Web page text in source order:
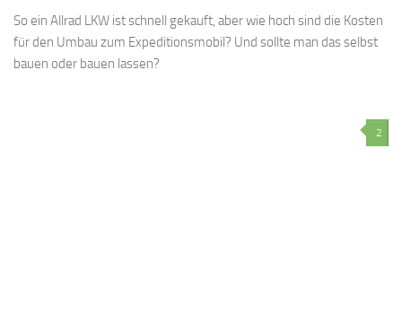
So ein Allrad LKW ist schnell gekauft, aber wie hoch sind die Kosten
für den Umbau zum Expeditionsmobil? Und sollte man das selbst
bauen oder bauen lassen?
2